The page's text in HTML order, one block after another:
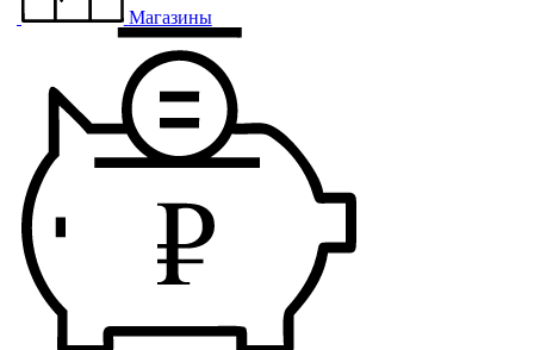
Магазины